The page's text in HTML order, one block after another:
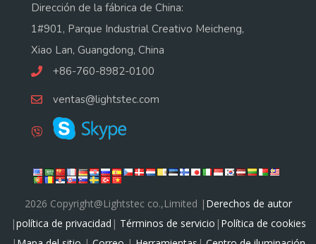
Dirección de la fábrica de China:
1#901, Parque Industrial Creativo Meicheng,
Xiao Lan, Guangdong, China
+86-760-8982-0100
ventas@lightstec.com
2026 Copyright@Lightstec co.,Limited | Derechos de autor
|política de privacidad | Términos de servicio | Política de cookies